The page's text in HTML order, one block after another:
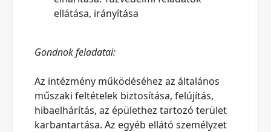
ellátása, irányítása
Gondnok feladatai:
Az intézmény működéséhez az általános
műszaki feltételek biztosítása, felújítás,
hibaelhárítás, az épülethez tartozó terület
karbantartása. Az egyéb ellátó személyzet